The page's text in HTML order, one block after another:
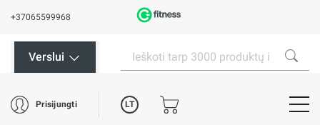
+37065599968
Verslui
Prisijungti LT